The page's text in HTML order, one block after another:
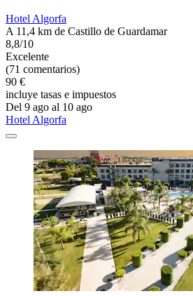
Hotel Algorfa
A 11,4 km de Castillo de Guardamar
8,8/10
Excelente
(71 comentarios)
90 €
incluye tasas e impuestos
Del 9 ago al 10 ago
Hotel Algorfa